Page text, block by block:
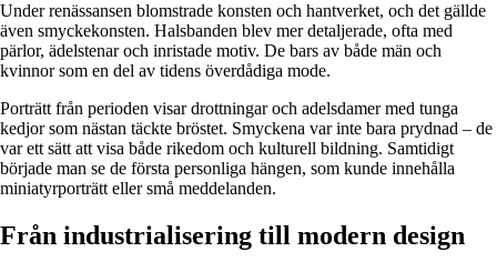
Under renässansen blomstrade konsten och hantverket, och det gällde
även smyckekonsten. Halsbanden blev mer detaljerade, ofta med
pärlor, ädelstenar och inristade motiv. De bars av både män och
kvinnor som en del av tidens överdådiga mode.
Porträtt från perioden visar drottningar och adelsdamer med tunga
kedjor som nästan täckte bröstet. Smyckena var inte bara prydnad – de
var ett sätt att visa både rikedom och kulturell bildning. Samtidigt
började man se de första personliga hängen, som kunde innehålla
miniatyrporträtt eller små meddelanden.
Från industrialisering till modern design